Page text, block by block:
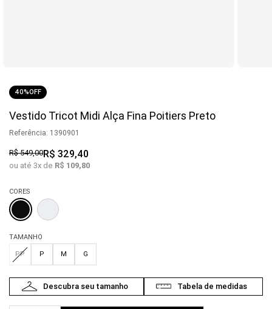
40%OFF
Vestido Tricot Midi Alça Fina Poitiers Preto
Referência: 1390901
R$549,00R$ 329,40
ou até 3x de R$ 109,80
CORES
TAMANHO
PP P M G